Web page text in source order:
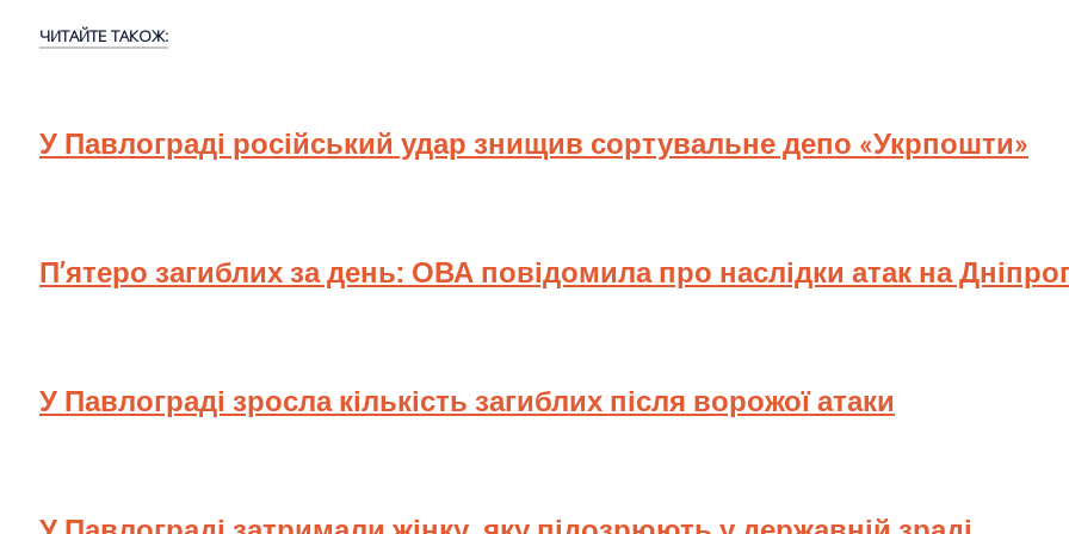
ЧИТАЙТЕ ТАКОЖ:
У Павлограді російський удар знищив сортувальне депо «Укрпошти»
П’ятеро загиблих за день: ОВА повідомила про наслідки атак на
У Павлограді зросла кількість загиблих після ворожої атаки